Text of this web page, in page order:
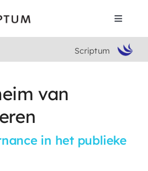
Toggle
Scriptum
van
in het publieke